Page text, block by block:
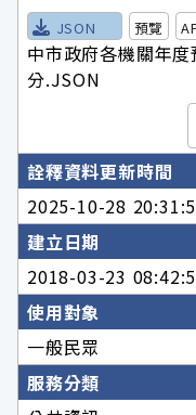
JSON 預覽
中市政府各機關年
分.JSON
詮釋資料更新時間
2025-10-28
建立日期
2018-03-23
使用對象
一般民眾
服務分類